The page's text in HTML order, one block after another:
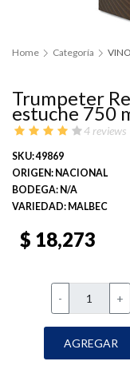
Home Categoría
Trumpeter
estuche 750
4 reviews
SKU: 49869
ORIGEN: NACIONAL
BODEGA: N/A
VARIEDAD: MALBEC
$ 18,273
- +
AGREGAR